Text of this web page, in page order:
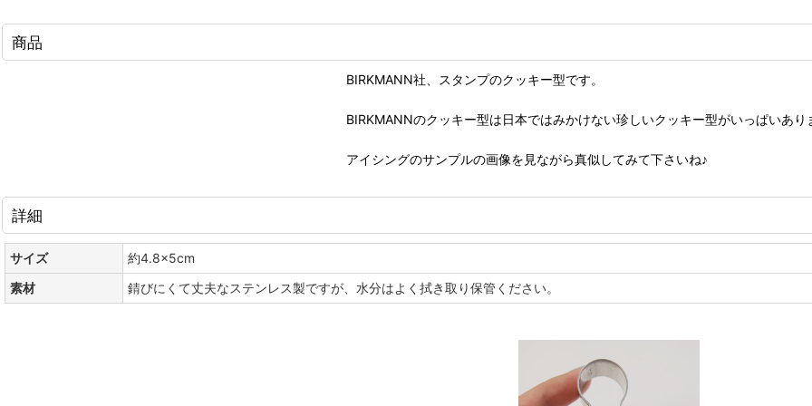
商品
BIRKMANN社、スタンプのクッキー型です。
BIRKMANNのクッキー型は日本ではみかけない珍しいクッキー型がいっぱいあり
アイシングのサンプルの画像を見ながら真似してみて下さいね♪
詳細
サイズ
約4.8×5cm
素材
錆びにくて丈夫なステンレス製ですが、水分はよく拭き取り保管ください。